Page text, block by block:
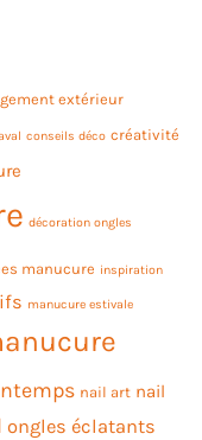
extérieur
conseils déco créativité
décoration ongles
manucure inspiration
manucure estivale
nail art nail
ongles éclatants